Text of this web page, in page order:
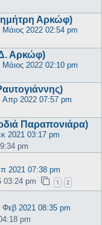
Αρκώφ)
Μάιος 2022 02:54 pm
Αρκώφ)
Μάιος 2022 02:10 pm
Απρ 2022 07:57 pm
Παραπονιάρα)
2021 03:17 pm
pm
2021 07:38 pm
03:24 pm 1 2
Φεβ 2021 08:35 pm
pm